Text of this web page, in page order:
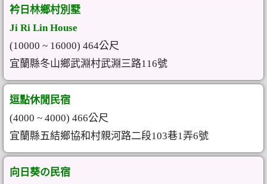
衿日林鄉村別墅
Ji Ri Lin House
(10000 ~ 16000) 464公尺
宜蘭縣冬山鄉武淵村武淵三路116號
逗點休閒民宿
(4000 ~ 4000) 466公尺
宜蘭縣五結鄉協和村親河路二段103巷1弄6號
向日葵の民宿